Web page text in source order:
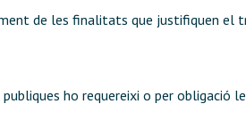
de les finalitats que justifiquen el
ho requereixi o per obligació